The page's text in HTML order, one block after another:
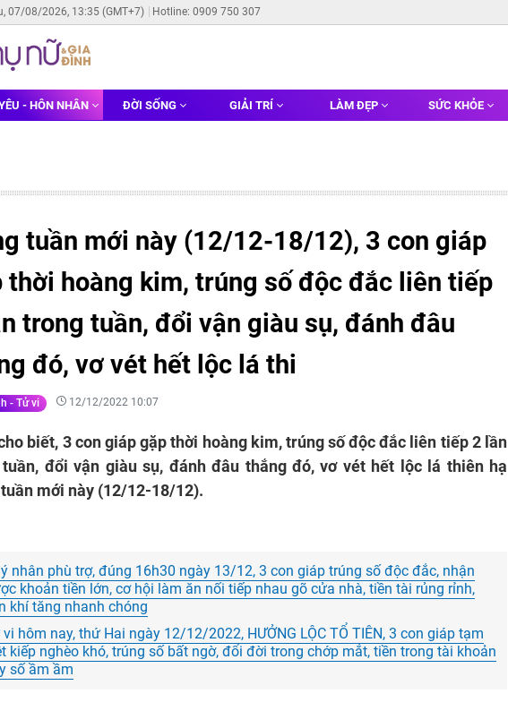
07/08/2026, 13:35 (GMT+7) Hotline: 0909 750 307
- HÔN NHÂN ĐỜI SỐNG GIẢI TRÍ LÀM ĐẸP SỨC KHỎE
tuần mới này (12/12-18/12), 3 con giáp
thời hoàng kim, trúng số độc đắc liên tiếp
trong tuần, đổi vận giàu sụ, đánh đâu
đó, vơ vét hết lộc lá thi
- Tử vi 12/12/2022 10:07
biết, 3 con giáp gặp thời hoàng kim, trúng số độc đắc liên tiếp 2 lần
đổi vận giàu sụ, đánh đâu thắng đó, vơ vét hết lộc lá thiên hạ
mới này (12/12-18/12).
nhân phù trợ, đúng 16h30 ngày 13/12, 3 con giáp trúng số độc đắc, nhận
khoản tiền lớn, cơ hội làm ăn nối tiếp nhau gõ cửa nhà, tiền tài rủng rỉnh,
khí tăng nhanh chóng
vi hôm nay, thứ Hai ngày 12/12/2022, HƯỞNG LỘC TỔ TIÊN, 3 con giáp tạm
kiếp nghèo khó, trúng số bất ngờ, đổi đời trong chớp mắt, tiền trong tài khoản
số ầm ầm